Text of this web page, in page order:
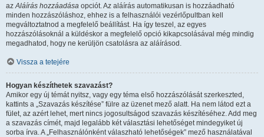
azAláírás hozzáadása opciót. Az aláírás automatikusan is hozzáadható
minden hozzászóláshoz, ehhez is a felhasználói vezérlőpultban kell
megváltoztatnod a megfelelő beállítást. Ha így teszel, az egyes
hozzászólásoknál a küldéskor a megfelelő opció kikapcsolásával még mindig
megadhatod, hogy ne kerüljön csatolásra az aláírásod.
Vissza a tetejére
Hogyan készíthetek szavazást?
Amikor egy új témát nyitsz, vagy egy téma első hozzászólását szerkeszted,
kattints a „Szavazás készítése” fülre az üzenet mező alatt. Ha nem látod ezt a
fület, az azért lehet, mert nincs jogosultságod szavazás készítéséhez. Add meg
a szavazás címét, majd legalább két választási lehetőséget mindegyiket új
sorba írva. A „Felhasználónként válaszható lehetőségek” mező használatával